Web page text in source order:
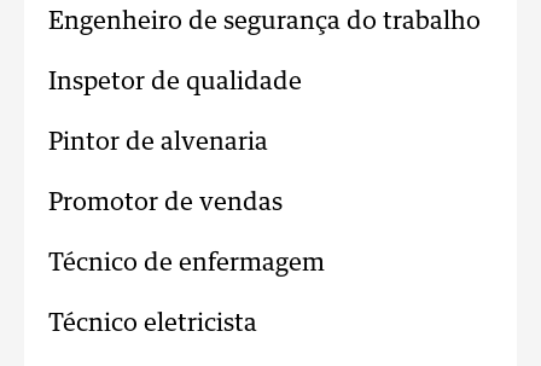
Engenheiro de segurança do trabalho
Inspetor de qualidade
Pintor de alvenaria
Promotor de vendas
Técnico de enfermagem
Técnico eletricista